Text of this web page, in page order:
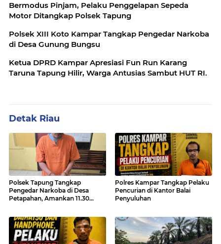
Bermodus Pinjam, Pelaku Penggelapan Sepeda
Motor Ditangkap Polsek Tapung
Polsek XIII Koto Kampar Tangkap Pengedar Narkoba
di Desa Gunung Bungsu
Ketua DPRD Kampar Apresiasi Fun Run Karang
Taruna Tapung Hilir, Warga Antusias Sambut HUT RI.
Detak Riau
Polsek Tapung Tangkap
Pengedar Narkoba di Desa
Petapahan, Amankan 11.30
Polres Kampar Tangkap Pelaku
Pencurian di Kantor Balai
Penyuluhan